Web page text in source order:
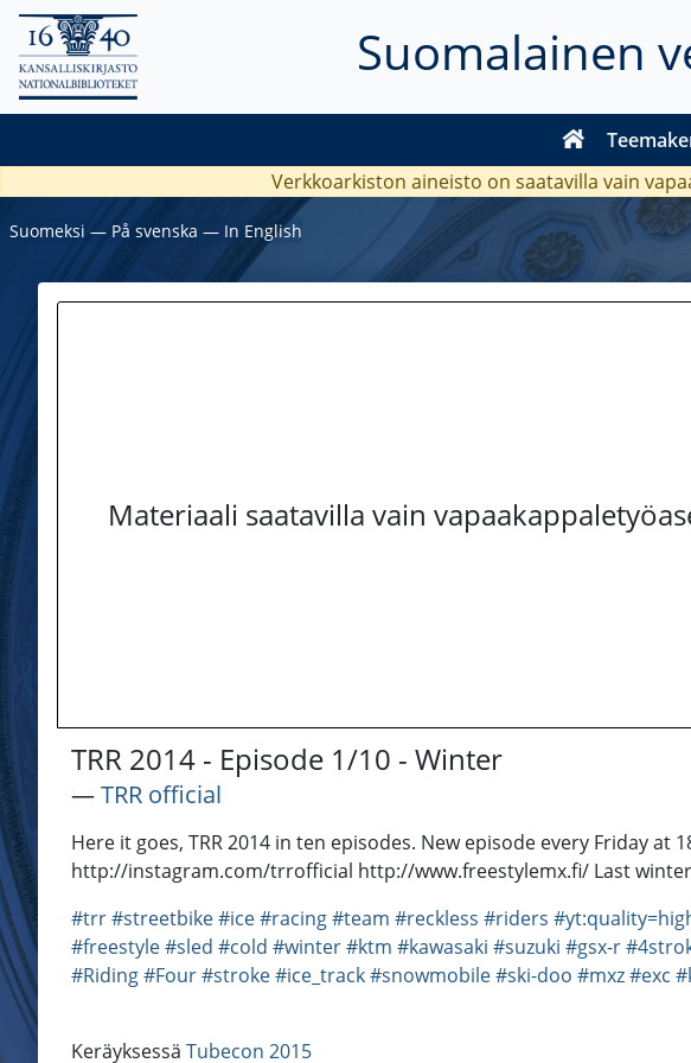
Suomalainen
Verkkoarkiston aineisto on saatavilla vain
Suomeksi ― På svenska ― In English
Materiaali saatavilla vain
TRR 2014 - Episode 1/10 - Winter
―TRR official
Here it goes, TRR 2014 in ten episodes. New episode every Friday
http://instagram.com/trrofficial http://www.freestylemx.fi/ Last
#trr#streetbike#ice#racing#team #reckless #riders
#freestyle#sled #cold #winter#ktm #kawasaki #suzuki #gsx-r
#Riding#Four#stroke#ice_track#snowmobile#ski-doo #mxz#exc
Keräyksessä Tubecon 2015